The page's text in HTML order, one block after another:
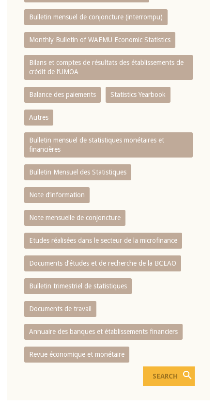
Bulletin mensuel de conjoncture (interrompu)
Monthly Bulletin of WAEMU Economic Statistics
Bilans et comptes de résultats des établissements de
crédit de l‘UMOA
Balance des paiements Statistics Yearbook
Autres
Bulletin mensuel de statistiques monétaires et
financières
Bulletin Mensuel des Statistiques
Note d’information
Note mensuelle de conjoncture
Etudes réalisées dans le secteur de la microfinance
Documents d’études et de recherche de la BCEAO
Bulletin trimestriel de statistiques
Documents de travail
Annuaire des banques et établissements financiers
Revue économique et monétaire